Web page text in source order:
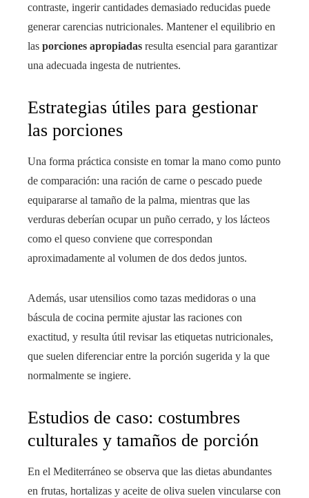
contraste, ingerir cantidades demasiado reducidas puede
generar carencias nutricionales. Mantener el equilibrio en
las porciones apropiadas resulta esencial para garantizar
una adecuada ingesta de nutrientes.
Estrategias útiles para gestionar
las porciones
Una forma práctica consiste en tomar la mano como punto
de comparación: una ración de carne o pescado puede
equipararse al tamaño de la palma, mientras que las
verduras deberían ocupar un puño cerrado, y los lácteos
como el queso conviene que correspondan
aproximadamente al volumen de dos dedos juntos.
Además, usar utensilios como tazas medidoras o una
báscula de cocina permite ajustar las raciones con
exactitud, y resulta útil revisar las etiquetas nutricionales,
que suelen diferenciar entre la porción sugerida y la que
normalmente se ingiere.
Estudios de caso: costumbres
culturales y tamaños de porción
En el Mediterráneo se observa que las dietas abundantes
en frutas, hortalizas y aceite de oliva suelen vincularse con